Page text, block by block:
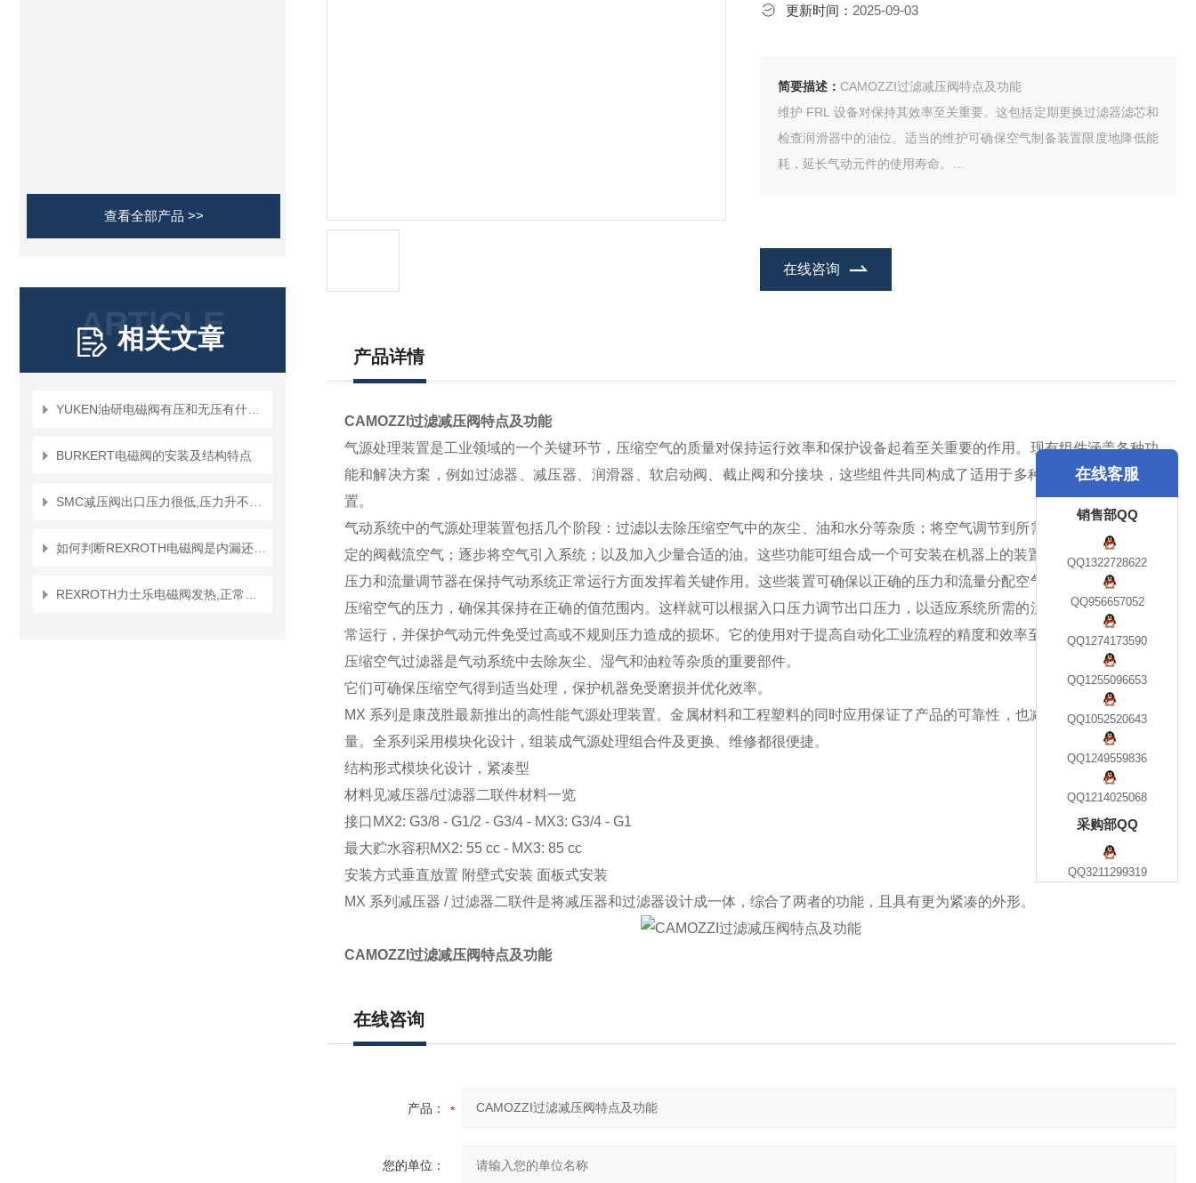
查看全部产品 >>
ARTICLE
相关文章
BURKERT电磁阀的安装及结构特点
更新时间： 2025-09-03
简要描述： CAMOZZI过滤减压阀特点及功能
维护 FRL 设备对保持其效率至关重要。这包括定期更换过滤器滤芯和
检查润滑器中的油位。适当的维护可确保空气制备装置限度地降低能
耗，延长气动元件的使用寿命。
在线咨询
产品详情
CAMOZZI过滤减压阀特点及功能
气源处理装置是工业领域的一个关键环节，压缩空气的质量对保持运行效率和保护设备起着至关重要的作用。现有组件涵盖各种功
能和解决方案，例如过滤器、减压器、润滑器、软启动阀、截止阀和分接块，这些组件共同构成了适用于多种应用的气源处理装
置。
气动系统中的气源处理装置包括几个阶段：过滤以去除压缩空气中的灰尘、油和水分等杂质；将空气调节到所需的压力值；使用特
定的阀截流空气；逐步将空气引入系统；以及加入少量合适的油。这些功能可组合成一个可安装在机器上的装置。
压力和流量调节器在保持气动系统正常运行方面发挥着关键作用。这些装置可确保以正确的压力和流量分配空气。减压器专门调节
压缩空气的压力，确保其保持在正确的值范围内。这样就可以根据入口压力调节出口压力，以适应系统所需的流量变化。可确保正
常运行，并保护气动元件免受过高或不规则压力造成的损坏。它的使用对于提高自动化工业流程的精度和效率至关重要。
压缩空气过滤器是气动系统中去除灰尘、湿气和油粒等杂质的重要部件。
它们可确保压缩空气得到适当处理，保护机器免受磨损并优化效率。
MX 系列是康茂胜最新推出的高性能气源处理装置。金属材料和工程塑料的同时应用保证了产品的可靠性，也减轻了产品本身的重
量。全系列采用模块化设计，组装成气源处理组合件及更换、维修都很便捷。
结构形式模块化设计，紧凑型
材料见减压器/过滤器二联件材料一览
接口 MX2: G3/8 - G1/2 - G3/4 - MX3: G3/4 - G1
最大贮水容积MX2: 55 cc - MX3: 85 cc
安装方式垂直放置 附壁式安装 面板式安装
MX 系列减压器 / 过滤器二联件是将减压器和过滤器设计成一体，综合了两者的功能，且具有更为紧凑的外形。
CAMOZZI过滤减压阀特点及功能
在线咨询
产品：
您的单位：
在线客服
销售部QQ
QQ1322728622
QQ956657052
QQ1274173590
QQ1255096653
QQ1052520643
QQ1249559836
QQ1214025068
采购部QQ
QQ3211299319